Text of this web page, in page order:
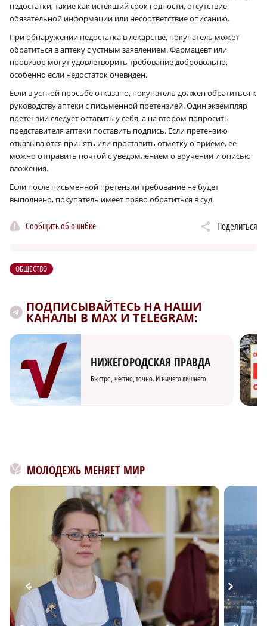
недостатки, такие как истёкший срок годности, отсутствие
обязательной информации или несоответствие описанию.
При обнаружении недостатка в лекарстве, покупатель может
обратиться в аптеку с устным заявлением. Фармацевт или
провизор могут удовлетворить требование добровольно,
особенно если недостаток очевиден.
Если в устной просьбе отказано, покупатель должен обратиться к
руководству аптеки с письменной претензией. Один экземпляр
претензии следует оставить у себя, а на втором попросить
представителя аптеки поставить подпись. Если претензию
отказываются принять или проставить отметку о приёме, её
можно отправить почтой с уведомлением о вручении и описью
вложения.
Если после письменной претензии требование не будет
выполнено, покупатель имеет право обратиться в суд.
Сообщить об ошибке Поделиться
ОБЩЕСТВО
ПОДПИСЫВАЙТЕСЬ НА НАШИ
КАНАЛЫ В MAX И TELEGRAM:
НИЖЕГОРОДСКАЯ ПРАВДА
Быстро, честно, точно. И ничего лишнего
МОЛОДЕЖЬ МЕНЯЕТ МИР